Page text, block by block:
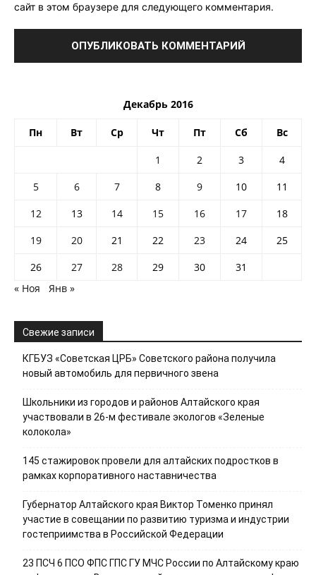
сайт в этом браузере для следующего комментария.
Декабрь 2016
Пн Вт Ср Чт Пт Сб Вс
1 2 3
4
5
6 7 8 9 10
11
12
13 14 15 16 17
18
19
20 21 22 23 24
25
26
27 28 29 30
31
« Ноя
Янв »
Свежие записи
КГБУЗ «Советская ЦРБ» Советского района получила
новый автомобиль для первичного звена
Школьники из городов и районов Алтайского края
участвовали в 26-м фестивале экологов «Зеленые
колокола»
145 стажировок провели для алтайских подростков в
рамках корпоративного наставничества
Губернатор Алтайского края Виктор Томенко принял
участие в совещании по развитию туризма и индустрии
гостеприимства в Российской Федерации
23 ПСЧ 6 ПСО ФПС ГПС ГУ МЧС России по Алтайскому краю